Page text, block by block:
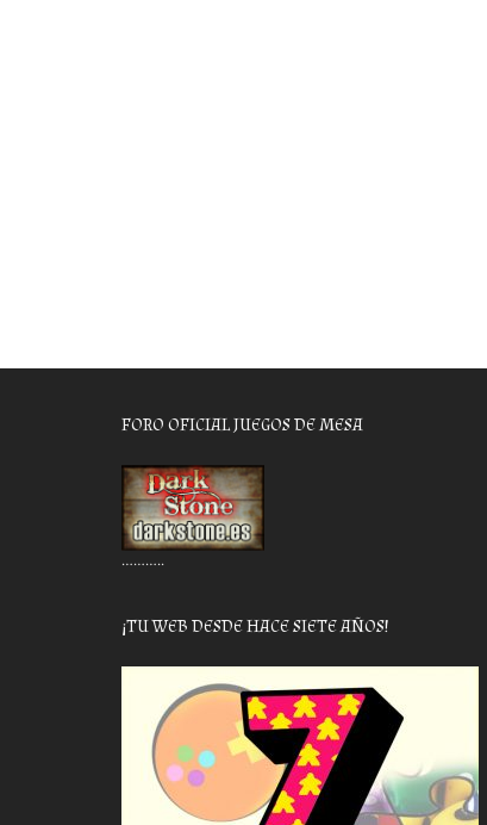
FORO OFICIAL JUEGOS DE MESA
………..
¡TU WEB DESDE HACE SIETE AÑOS!